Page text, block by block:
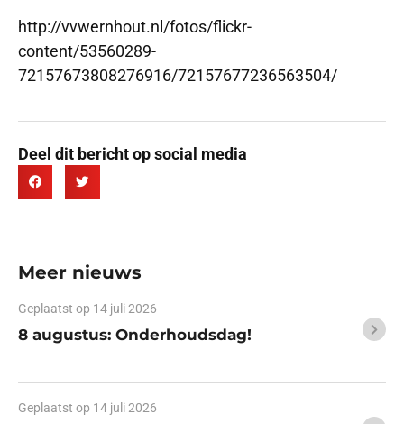
http://vvwernhout.nl/fotos/flickr-
content/53560289-
72157673808276916/72157677236563504/
Deel dit bericht op social media
Meer nieuws
Geplaatst op 14 juli 2026
8 augustus: Onderhoudsdag!
Geplaatst op 14 juli 2026